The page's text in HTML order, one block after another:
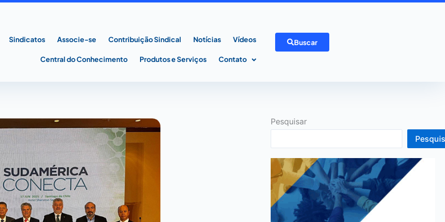
Sindicatos Associe-se Contribuição Sindical Notícias Vídeos
Central do Conhecimento Produtos e Serviços Contato
Buscar
Pesquisar